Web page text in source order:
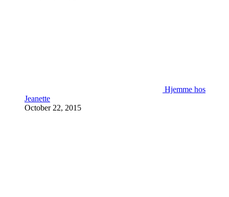
Hjemme hos
Jeanette
October 22, 2015